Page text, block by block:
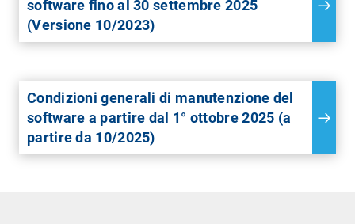
software fino al 30 settembre 2025
(Versione 10/2023)
Condizioni generali di manutenzione del
software a partire dal 1° ottobre 2025 (a
partire da 10/2025)